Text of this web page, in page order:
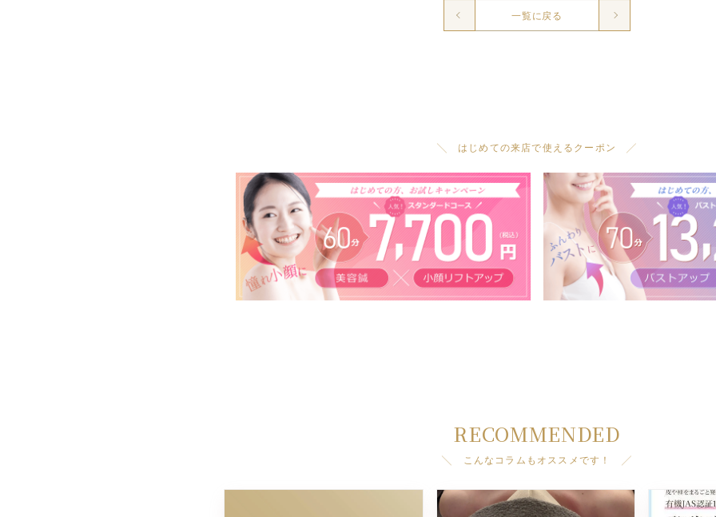
一覧に戻る
╲ はじめての来店で使えるクーポン ╱
RECOMMENDED
╲ こんなコラムもオススメです！ ╱